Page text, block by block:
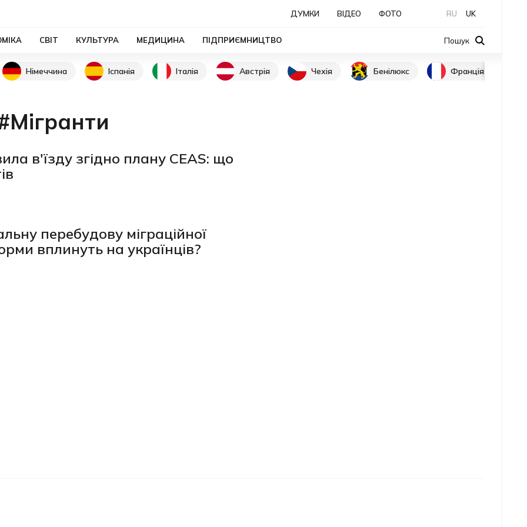
ДУМКИ ВІДЕО ФОТО
СВІТ КУЛЬТУРА МЕДИЦИНА ПІДПРИЄМНИЦТВО
RU UK
Пошук
Німеччина Іспанія Італія Австрія Чехія Бенілюкс Франція
в'їзду згідно плану CEAS: що
перебудову міграційної
вплинуть на українців?